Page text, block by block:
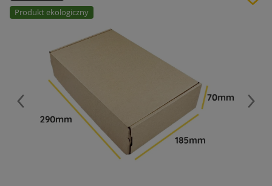
Produkt ekologiczny
Poprzedni